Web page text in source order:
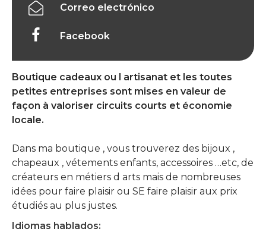
Boutique cadeaux ou l artisanat et les toutes
petites entreprises sont mises en valeur de
façon à valoriser circuits courts et économie
locale.
Dans ma boutique , vous trouverez des bijoux ,
chapeaux , vétements enfants, accessoires …etc, de
créateurs en métiers d arts mais de nombreuses
idées pour faire plaisir ou SE faire plaisir aux prix
étudiés au plus justes.
Idiomas hablados:
Correo electrónico
Facebook